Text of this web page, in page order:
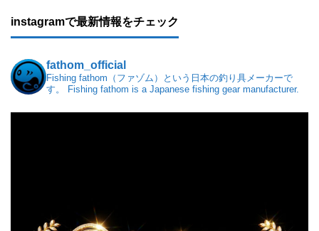
instagramで最新情報をチェック
fathom_official
Fishing fathom（ファゾム）という日本の釣り具メーカーで
す。
Fishing fathom is a Japanese fishing gear manufacturer.